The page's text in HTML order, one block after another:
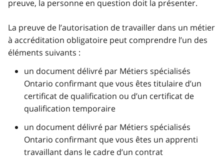
preuve, la personne en question doit la présenter.
La preuve de l’autorisation de travailler dans un métier
à accréditation obligatoire peut comprendre l’un des
éléments suivants :
un document délivré par Métiers spécialisés
Ontario confirmant que vous êtes titulaire d’un
certificat de qualification ou d’un certificat de
qualification temporaire
un document délivré par Métiers spécialisés
Ontario confirmant que vous êtes un apprenti
travaillant dans le cadre d’un contrat